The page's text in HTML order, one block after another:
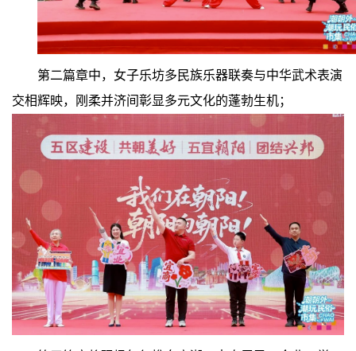
第二篇章中，女子乐坊多民族乐器联奏与中华武术表演
交相辉映，刚柔并济间彰显多元文化的蓬勃生机；